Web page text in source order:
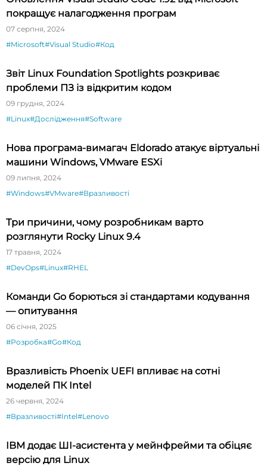
покращує налагодження програм
07 серпня, 2024
#Microsoft#Visual Studio#Код
Звіт Linux Foundation Spotlights розкриває
проблеми ПЗ із відкритим кодом
09 грудня, 2024
#Linux#Дослідження#Software
Нова програма-вимагач Eldorado атакує віртуальні
машини Windows, VMware ESXi
09 липня, 2024
#Windows#VMware#Вразливості
Три причини, чому розробникам варто
розглянути Rocky Linux 9.4
17 травня, 2024
#DevOps#Linux#RHEL
Команди Go борються зі стандартами кодування
— опитування
06 січня, 2025
#Розробка#Go#Код
Вразливість Phoenix UEFI впливає на сотні
моделей ПК Intel
26 червня, 2024
#Вразливості#Intel#Lenovo
IBM додає ШI-асистента у мейнфрейми та обіцяє
версію для Linux